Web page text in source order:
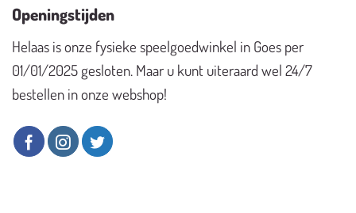
Openingstijden
Helaas is onze fysieke speelgoedwinkel in Goes per
01/01/2025 gesloten. Maar u kunt uiteraard wel 24/7
bestellen in onze webshop!